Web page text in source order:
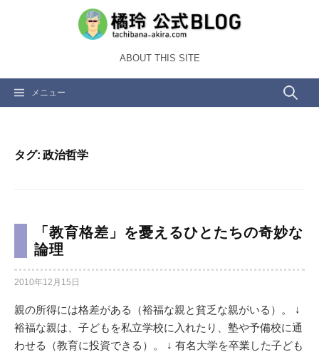
ツ
ABOUT THIS SITE
メニュー 検
タグ:政治哲学
「教育格差」を憂えるひとたちの奇妙な
論理
2010年12月15日
親の所得には格差がある（裕福な親と貧乏な親がいる）。 ↓
裕福な親は、子どもを私立学校に入れたり、塾や予備校に通
わせる（教育に投資できる）。 ↓ 有名大学を卒業した子ども